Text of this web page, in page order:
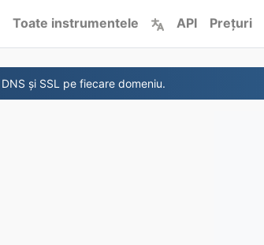
Toate instrumentele API Prețuri
și SSL pe fiecare domeniu.